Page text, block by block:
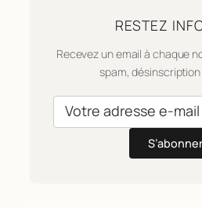
RESTEZ
Recevez un email à chaque
spam,
S’abonner